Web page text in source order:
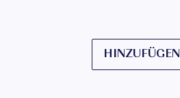
HINZUFÜGEN